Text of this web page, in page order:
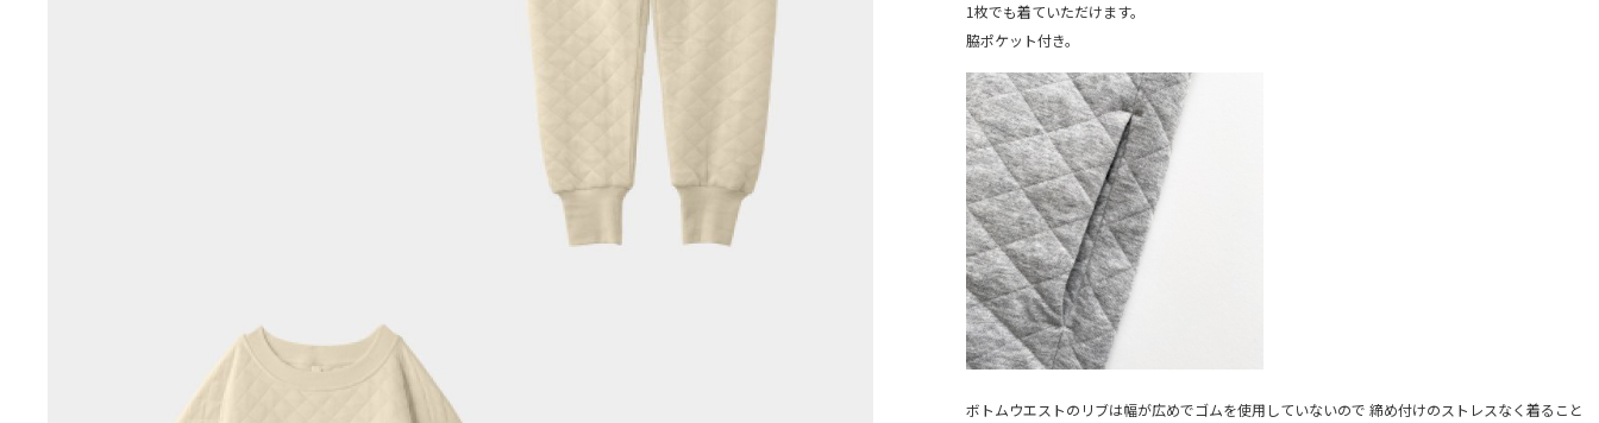
1枚でも着ていただけます。
脇ポケット付き。
ボトムウエストのリブは幅が広めでゴムを使用していないので 締め付けのストレスなく着ること